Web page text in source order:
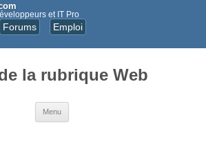
et IT Pro
Forums Emploi
la rubrique Web
Menu